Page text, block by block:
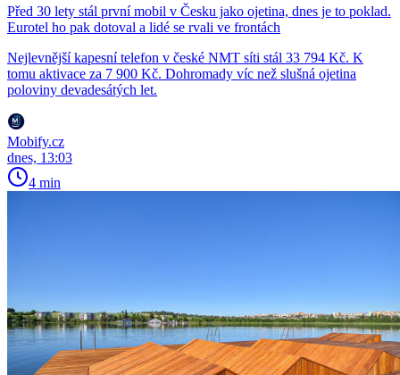
Před 30 lety stál první mobil v Česku jako ojetina, dnes je to poklad.
Eurotel ho pak dotoval a lidé se rvali ve frontách
Nejlevnější kapesní telefon v české NMT síti stál 33 794 Kč. K
tomu aktivace za 7 900 Kč. Dohromady víc než slušná ojetina
poloviny devadesátých let.
Mobify.cz
dnes, 13:03
4 min